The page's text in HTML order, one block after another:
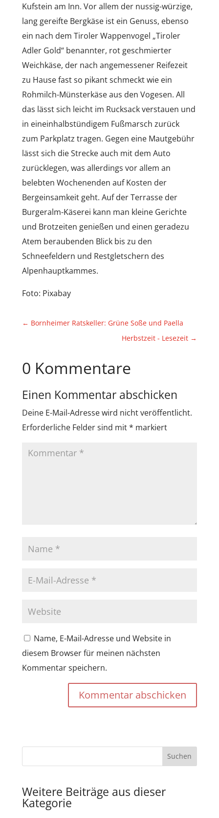
Kufstein am Inn. Vor allem der nussig-würzige,
lang gereifte Bergkäse ist ein Genuss, ebenso
ein nach dem Tiroler Wappenvogel „Tiroler
Adler Gold“ benannter, rot geschmierter
Weichkäse, der nach angemessener Reifezeit
zu Hause fast so pikant schmeckt wie ein
Rohmilch-Münsterkäse aus den Vogesen. All
das lässt sich leicht im Rucksack verstauen und
in eineinhalbstündigem Fußmarsch zurück
zum Parkplatz tragen. Gegen eine Mautgebühr
lässt sich die Strecke auch mit dem Auto
zurücklegen, was allerdings vor allem an
belebten Wochenenden auf Kosten der
Bergeinsamkeit geht. Auf der Terrasse der
Burgeralm-Käserei kann man kleine Gerichte
und Brotzeiten genießen und einen geradezu
Atem beraubenden Blick bis zu den
Schneefeldern und Restgletschern des
Alpenhauptkammes.
Foto: Pixabay
← Bornheimer Ratskeller: Grüne Soße und Paella
Herbstzeit - Lesezeit →
0 Kommentare
Einen Kommentar abschicken
Deine E-Mail-Adresse wird nicht veröffentlicht.
Erforderliche Felder sind mit* markiert
Name, E-Mail-Adresse und Website in
diesem Browser für meinen nächsten
Kommentar speichern.
Kommentar abschicken
Weitere Beiträge aus dieser
Kategorie